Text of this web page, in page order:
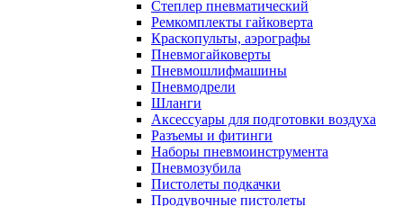
Степлер пневматический
Ремкомплекты гайковерта
Краскопульты, аэрографы
Пневмогайковерты
Пневмошлифмашины
Пневмодрели
Шланги
Аксессуары для подготовки воздуха
Разъемы и фитинги
Наборы пневмоинструмента
Пневмозубила
Пистолеты подкачки
Продувочные пистолеты